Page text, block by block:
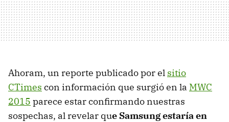
Ahoram, un reporte publicado por el sitio
CTimes con información que surgió en la MWC
2015 parece estar confirmando nuestras
sospechas, al revelar que Samsung estaría en